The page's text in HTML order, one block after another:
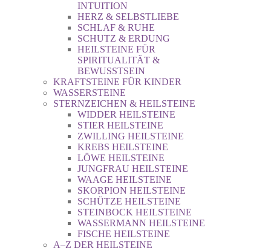
INTUITION
HERZ & SELBSTLIEBE
SCHLAF & RUHE
SCHUTZ & ERDUNG
HEILSTEINE FÜR
SPIRITUALITÄT &
BEWUSSTSEIN
KRAFTSTEINE FÜR KINDER
WASSERSTEINE
STERNZEICHEN & HEILSTEINE
WIDDER HEILSTEINE
STIER HEILSTEINE
ZWILLING HEILSTEINE
KREBS HEILSTEINE
LÖWE HEILSTEINE
JUNGFRAU HEILSTEINE
WAAGE HEILSTEINE
SKORPION HEILSTEINE
SCHÜTZE HEILSTEINE
STEINBOCK HEILSTEINE
WASSERMANN HEILSTEINE
FISCHE HEILSTEINE
A–Z DER HEILSTEINE